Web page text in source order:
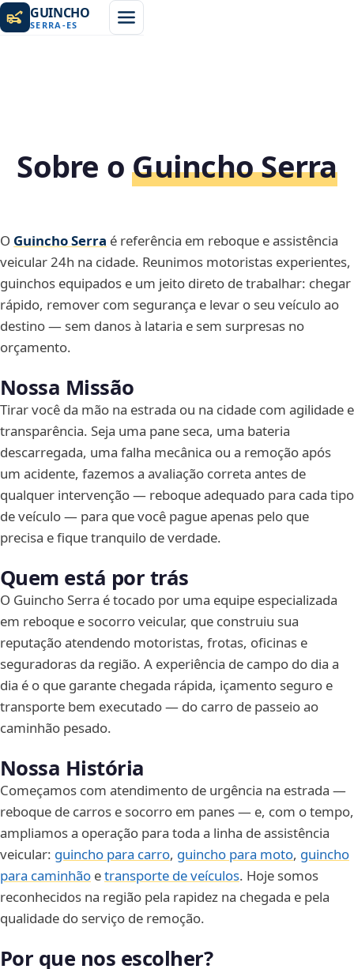
GUINCHO
SERRA -ES
Sobre oGuincho Serra
O Guincho Serra é referência em reboque e assistência
veicular 24h na cidade. Reunimos motoristas experientes,
guinchos equipados e um jeito direto de trabalhar: chegar
rápido, remover com segurança e levar o seu veículo ao
destino — sem danos à lataria e sem surpresas no
orçamento.
Nossa Missão
Tirar você da mão na estrada ou na cidade com agilidade e
transparência. Seja uma pane seca, uma bateria
descarregada, uma falha mecânica ou a remoção após
um acidente, fazemos a avaliação correta antes de
qualquer intervenção — reboque adequado para cada tipo
de veículo — para que você pague apenas pelo que
precisa e fique tranquilo de verdade.
Quem está por trás
O Guincho Serra é tocado por uma equipe especializada
em reboque e socorro veicular, que construiu sua
reputação atendendo motoristas, frotas, oficinas e
seguradoras da região. A experiência de campo do dia a
dia é o que garante chegada rápida, içamento seguro e
transporte bem executado — do carro de passeio ao
caminhão pesado.
Nossa História
Começamos com atendimento de urgência na estrada —
reboque de carros e socorro em panes — e, com o tempo,
ampliamos a operação para toda a linha de assistência
veicular: guincho para carro, guincho para moto, guincho
para caminhão etransporte de veículos. Hoje somos
reconhecidos na região pela rapidez na chegada e pela
qualidade do serviço de remoção.
Por que nos escolher?